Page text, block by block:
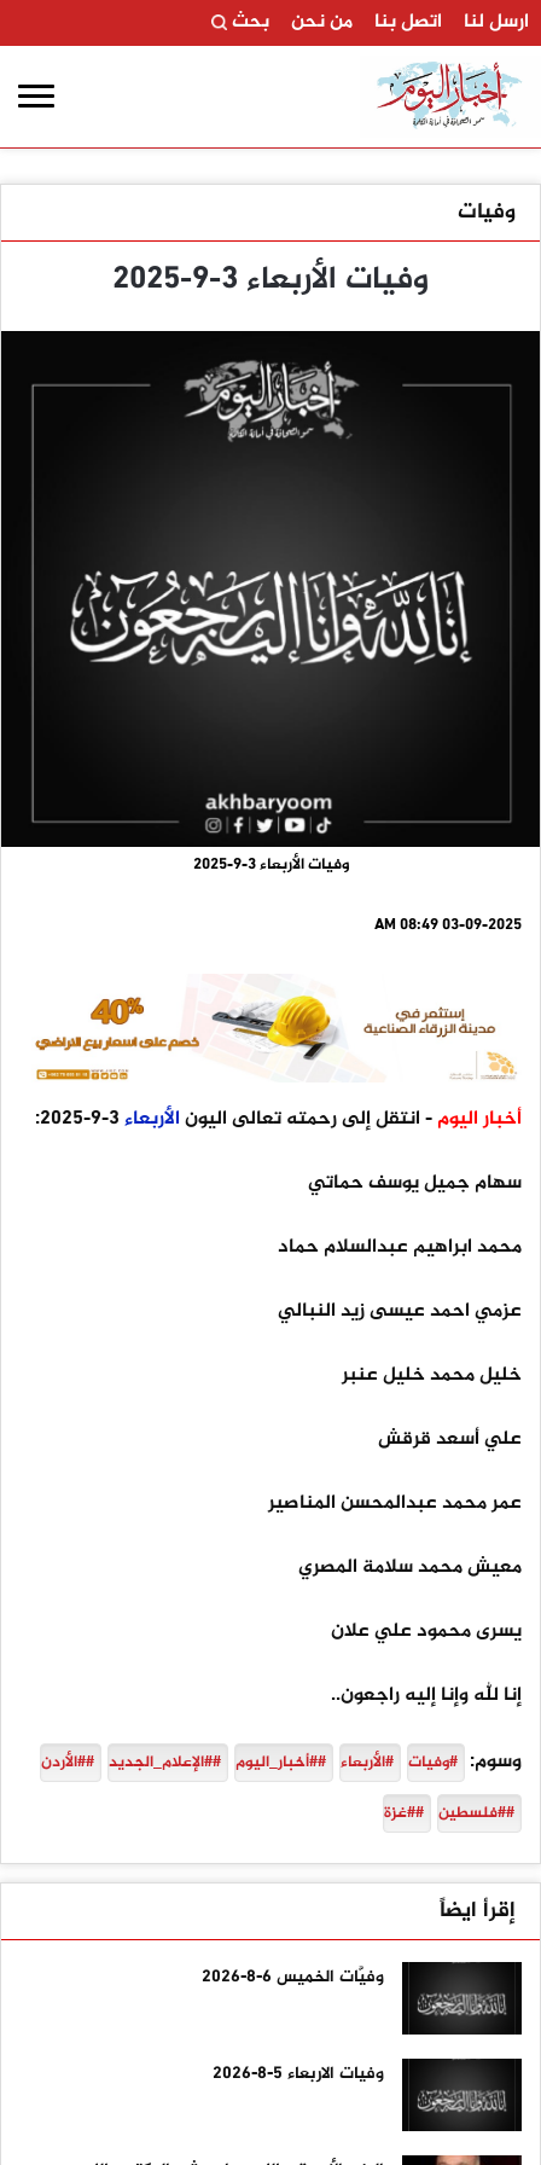
ارسل لنا اتصل بنا من نحن بحث
وفيات
وفيات الأربعاء 3-9-2025
وفيات الأربعاء 3-9-2025
03-09-2025 08:49 AM
أخبار اليوم- انتقل إلى رحمته تعالى اليونالأربعاء
سهام جميل يوسف حماتي
محمد ابراهيم عبدالسلام حماد
عزمي احمد عيسى زيد النبالي
خليل محمد خليل عنبر
علي أسعد قرقش
عمر محمد عبدالمحسن المناصير
معيش محمد سلامة المصري
يسرى محمود علي علان
إنا لله وإنا إليه راجعون..
وسوم: #وفيات #الأربعاء ##أخبار_اليوم ##الإعلام_الجديد ##الأردن
##فلسطين ##غزة
إقرأ ايضاً
وفيَّات الخميس 6-8-2026
وفيات الاربعاء 5-8-2026